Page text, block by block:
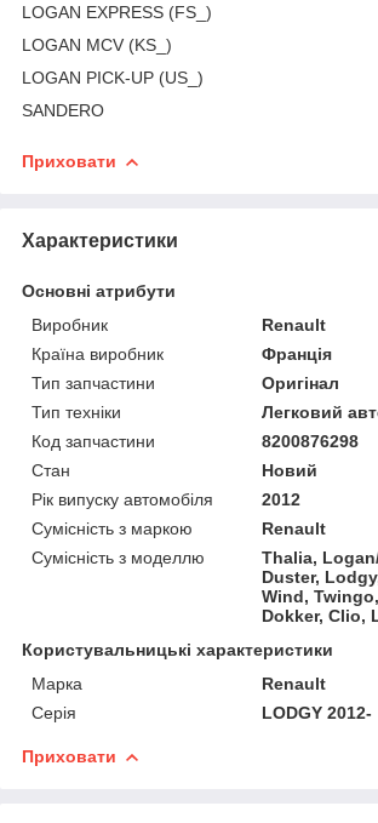
LOGAN EXPRESS (FS_)
LOGAN MCV (KS_)
LOGAN PICK-UP (US_)
SANDERO
Приховати
Характеристики
Основні атрибути
Виробник
Renault
Країна виробник
Франція
Тип запчастини
Оригінал
Тип техніки
Легковий
Код запчастини
8200876298
Стан
Новий
Рік випуску автомобіля
2012
Сумісність з маркою
Renault
Сумісність з моделлю
Thalia,
Duster,
Wind,
Dokker, Clio,
Користувальницькі характеристики
Марка
Renault
Серія
LODGY 2012-
Приховати